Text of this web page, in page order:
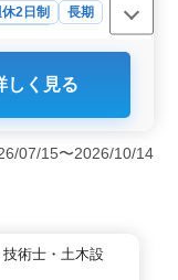
2日制
長期
にある会計事務
がなく、週休2日
確保されてお
に最適で
す 記帳入力
業務の補助な
。担当者によ
しく見る
07/15〜2026/10/14
術士・土木設